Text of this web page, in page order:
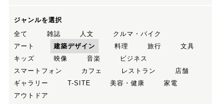
ジャンルを選択
全て
雑誌 人文
クルマ・バイク
アート
建築デザイン 料理 旅行
文具
キッズ
映像 音楽
ビジネス
スマートフォン
カフェ レストラン
店舗
ギャラリー
T-SITE 美容・健康
家電
アウトドア